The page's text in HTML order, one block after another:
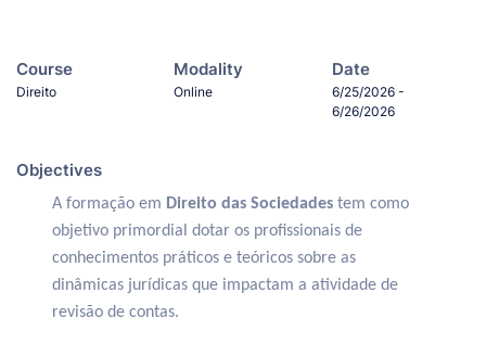
Course
Direito
Modality
Online
Date
6/25/2026 -
6/26/2026
Objectives
A formação em Direito das Sociedades tem como
objetivo primordial dotar os profissionais de
conhecimentos práticos e teóricos sobre as
dinâmicas jurídicas que impactam a atividade de
revisão de contas.